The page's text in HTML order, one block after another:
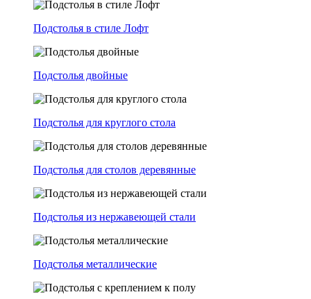
Подстолья в стиле Лофт
Подстолья двойные
Подстолья для круглого стола
Подстолья для столов деревянные
Подстолья из нержавеющей стали
Подстолья металлические